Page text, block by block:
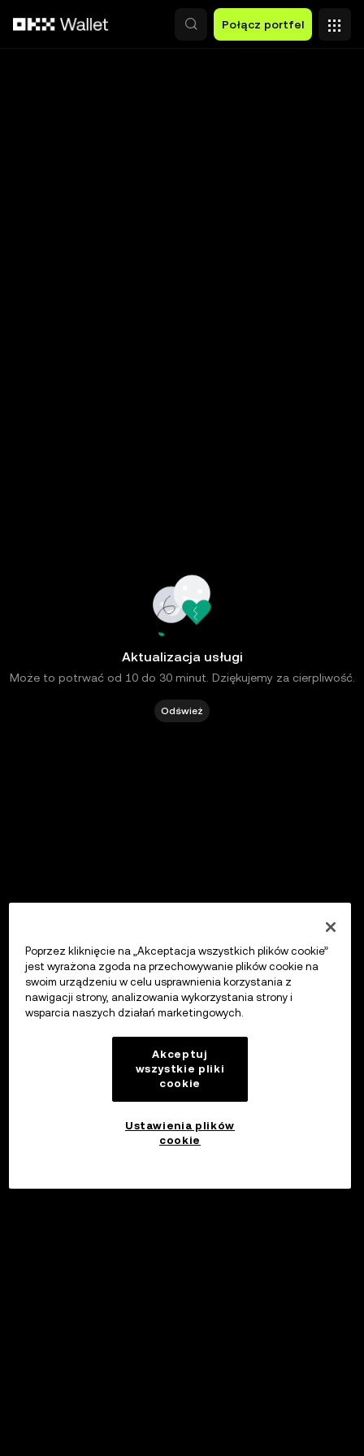
Połącz portfel
Aktualizacja usługi
Może to potrwać od 10 do 30 minut. Dziękujemy za cierpliwość.
Odśwież
Poprzez kliknięcie na „Akceptacja wszystkich plików cookie”
jest wyrażona zgoda na przechowywanie plików cookie na
swoim urządzeniu w celu usprawnienia korzystania z
nawigacji strony, analizowania wykorzystania strony i
wsparcia naszych działań marketingowych.
Akceptuj
wszystkie pliki
cookie
Ustawienia plików
cookie